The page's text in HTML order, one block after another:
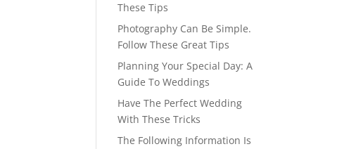
These Tips
Photography Can Be Simple.
Follow These Great Tips
Planning Your Special Day: A
Guide To Weddings
Have The Perfect Wedding
With These Tricks
The Following Information Is